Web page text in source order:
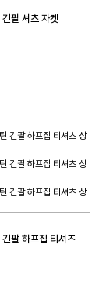
팔 셔츠 자켓
팔 하프집 티셔츠